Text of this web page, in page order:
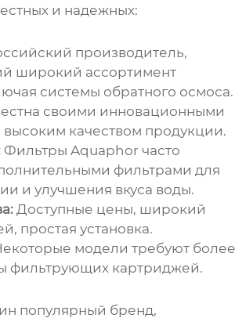
и надежных:
производитель,
широкий ассортимент
системы обратного осмоса.
своими инновационными
качеством продукции.
Фильтры Aquaphor часто
фильтрами для
и улучшения вкуса воды.
Доступные цены, широкий
простая установка.
модели требуют более
фильтрующих картриджей.
популярный бренд,